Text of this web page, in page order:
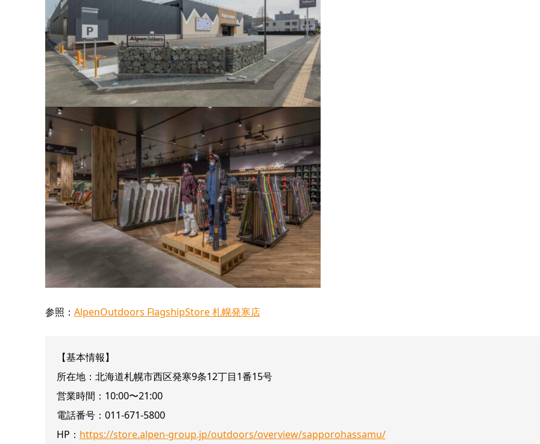
参照： AlpenOutdoors FlagshipStore 札幌発寒店
【基本情報】
所在地：北海道札幌市西区発寒9条12丁目1番15号
営業時間：10:00〜21:00
電話番号：011-671-5800
HP： https://store.alpen-group.jp/outdoors/overview/sapporohassamu/